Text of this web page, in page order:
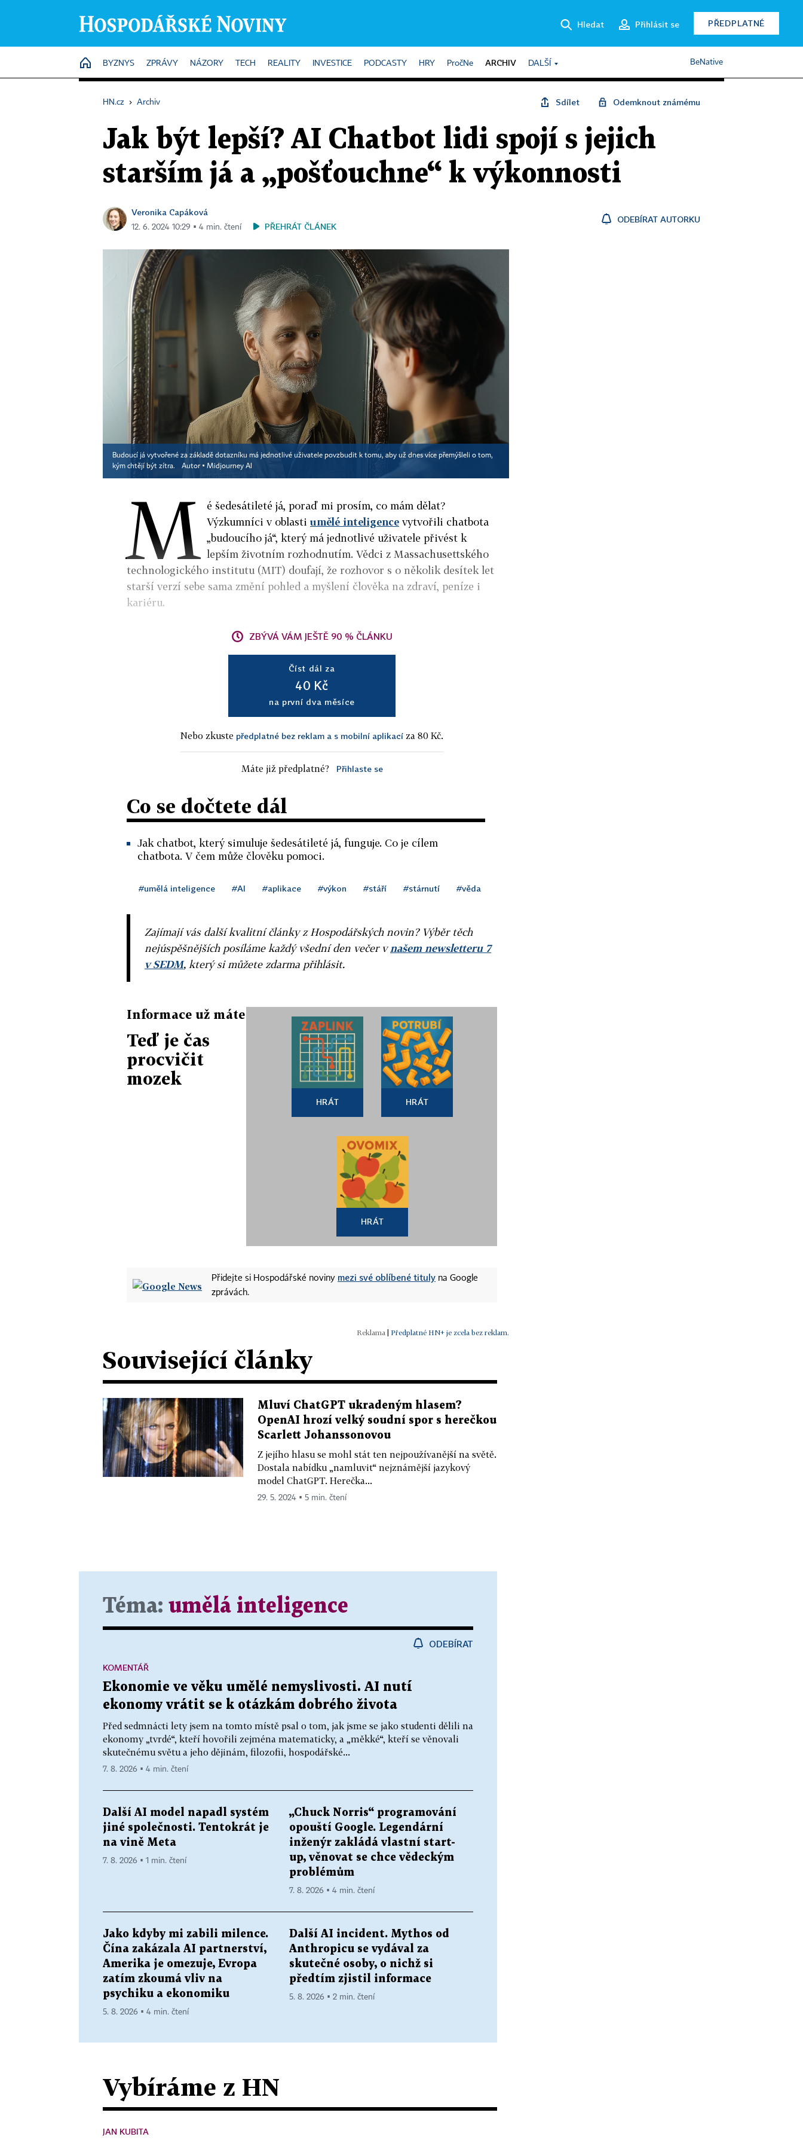
Hledat Přihlásit se PŘEDPLATNÉ
HOME
BYZNYS ZPRÁVY NÁZORY TECH REALITY INVESTICE PODCASTY HRY PročNe ARCHIV DALŠÍ BeNative
HN.cz › Archiv Sdílet Odemknout známému
Jak být lepší? AI Chatbot lidi spojí s jejich
starším já a „pošťouchne“ k výkonnosti
Veronika Capáková
12. 6. 2024 10:29 ▪ 4 min. čtení PŘEHRÁT ČLÁNEK
ODEBÍRAT AUTORKU
Budoucí já vytvořené za základě dotazníku má jednotlivé uživatele povzbudit k tomu, aby už dnes více přemýšleli o tom,
kým chtějí být zítra.
Autor ▪ Midjourney AI
M é šedesátileté já, poraď mi prosím, co mám dělat?
Výzkumníci v oblastiumělé inteligence vytvořili chatbota
„budoucího já“, který má jednotlivé uživatele přivést k
lepším životním rozhodnutím. Vědci z Massachusettského
technologického institutu (MIT) doufají, že rozhovor s o několik desítek let
starší verzí sebe sama změní pohled a myšlení člověka na zdraví, peníze i
kariéru.
ZBÝVÁ VÁM JEŠTĚ 90 % ČLÁNKU
Číst dál za
40 Kč
na první dva měsíce
Nebo zkuste předplatné bez reklam a s mobilní aplikací za 80 Kč.
Máte již předplatné? Přihlaste se
Co se dočtete dál
Jak chatbot, který simuluje šedesátileté já, funguje. Co je cílem
chatbota. V čem může člověku pomoci.
#umělá inteligence #AI #aplikace #výkon #stáří #stárnutí #věda
Zajímají vás další kvalitní články z Hospodářských novin? Výběr těch
nejúspěšnějších posíláme každý všední den večer vnašem newsletteru 7
v SEDM, který si můžete zdarma přihlásit.
Informace už máte
Teď je čas
procvičit
mozek
HRÁT HRÁT
HRÁT
Přidejte si Hospodářské noviny mezi své oblíbené tituly na Google
zprávách.
| Předplatné HN+ je zcela bez reklam.
Související články
Mluví ChatGPT ukradeným hlasem?
OpenAI hrozí velký soudní spor s herečkou
Scarlett Johanssonovou
Z jejího hlasu se mohl stát ten nejpoužívanější na světě.
Dostala nabídku „namluvit“ nejznámější jazykový
model ChatGPT. Herečka...
29. 5. 2024 ▪ 5 min. čtení
Téma: umělá inteligence
ODEBÍRAT
Ekonomie ve věku umělé nemyslivosti. AI nutí
ekonomy vrátit se k otázkám dobrého života
Před sedmnácti lety jsem na tomto místě psal o tom, jak jsme se jako studenti dělili na
ekonomy „tvrdé“, kteří hovořili zejména matematicky, a „měkké“, kteří se věnovali
skutečnému světu a jeho dějinám, filozofii, hospodářské...
KOMENTÁŘ
7. 8. 2026 ▪ 4 min. čtení
Další AI model napadl systém
jiné společnosti. Tentokrát je
na vině Meta
7. 8. 2026 ▪ 1 min. čtení
„Chuck Norris“ programování
opouští Google. Legendární
inženýr zakládá vlastní start-
up, věnovat se chce vědeckým
problémům
7. 8. 2026 ▪ 4 min. čtení
Jako kdyby mi zabili milence.
Čína zakázala AI partnerství,
Amerika je omezuje, Evropa
zatím zkoumá vliv na
psychiku a ekonomiku
5. 8. 2026 ▪ 4 min. čtení
Další AI incident. Mythos od
Anthropicu se vydával za
skutečné osoby, o nichž si
předtím zjistil informace
5. 8. 2026 ▪ 2 min. čtení
Vybíráme z HN
JAN KUBITA